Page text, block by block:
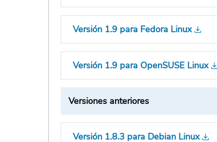
Versión 1.9 para Fedora Linux
Versión 1.9 para OpenSUSE Linux
Versiones anteriores
Versión 1.8.3 para Debian Linux